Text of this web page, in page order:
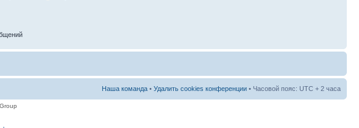
Наша команда • Удалить cookies конференции • Часовой пояс: UTC + 2 часа